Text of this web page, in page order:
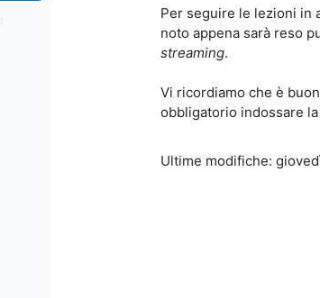
Per seguire le lezioni in
noto appena sarà reso
streaming.
Vi ricordiamo che è
obbligatorio indossare
Ultime modifiche: